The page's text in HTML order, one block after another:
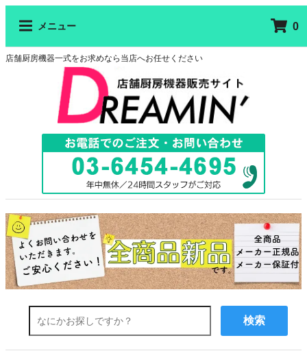
メニュー 0
店舗厨房機器一式をお求めなら当店へお任せください
検索